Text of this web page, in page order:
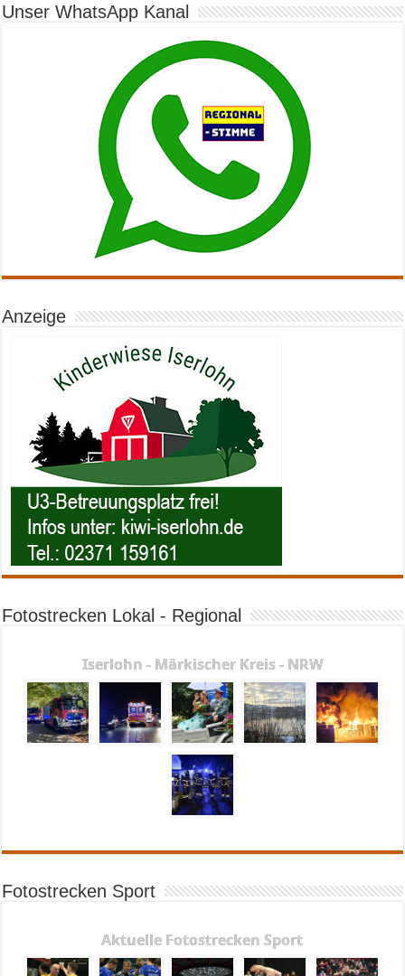
Unser WhatsApp Kanal
Anzeige
Fotostrecken Lokal - Regional
Iserlohn - Märkischer Kreis - NRW
Fotostrecken Sport
Aktuelle Fotostrecken Sport